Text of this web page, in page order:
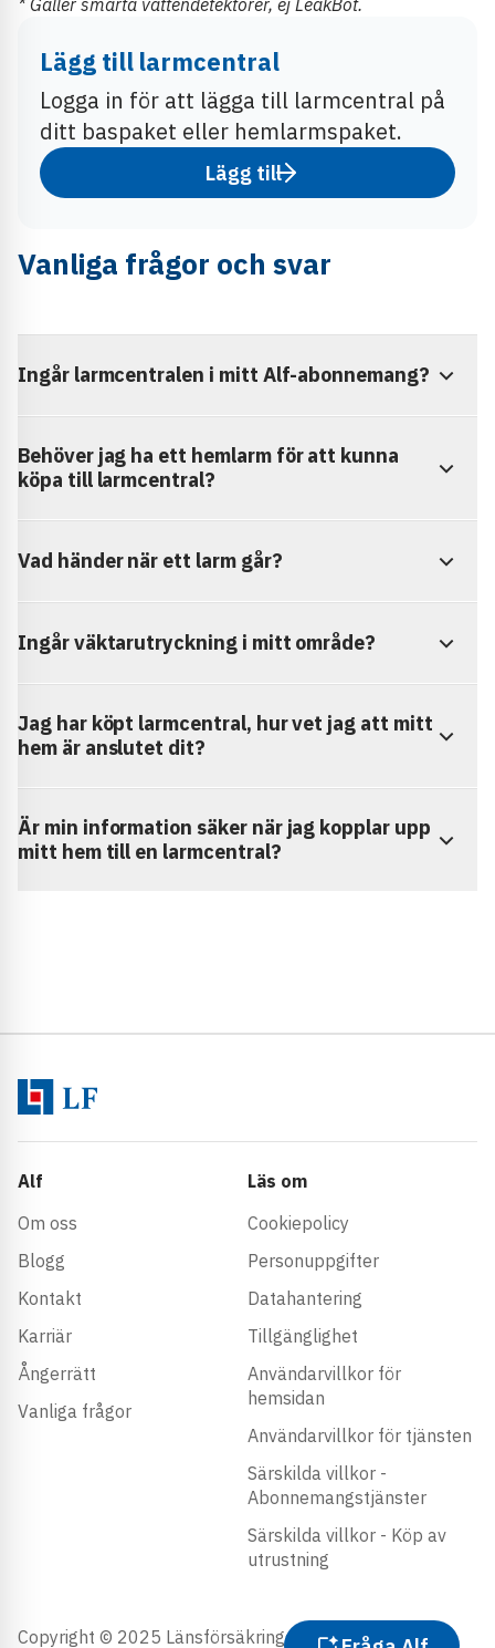
* Gäller smarta vattendetektorer, ej LeakBot.
Lägg till larmcentral
Logga in för att lägga till larmcentral på
ditt baspaket eller hemlarmspaket.
Lägg till
Vanliga frågor och svar
Ingår larmcentralen i mitt Alf-abonnemang?
Behöver jag ha ett hemlarm för att kunna
köpa till larmcentral?
Vad händer när ett larm går?
Ingår väktarutryckning i mitt område?
Jag har köpt larmcentral, hur vet jag att mitt
hem är anslutet dit?
Är min information säker när jag kopplar upp
mitt hem till en larmcentral?
Alf
Om oss
Blogg
Kontakt
Karriär
Ångerrätt
Vanliga frågor
Läs om
Cookiepolicy
Personuppgifter
Datahantering
Tillgänglighet
Användarvillkor för
hemsidan
Användarvillkor för tjänsten
Särskilda villkor -
Abonnemangstjänster
Särskilda villkor - Köp av
utrustning
Copyright © 2025 Länsförsäkringar Trygghetstjänster